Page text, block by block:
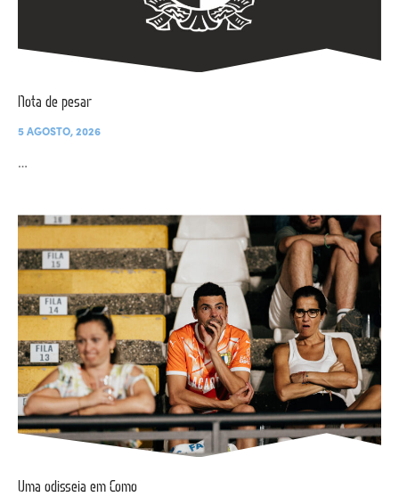
Nota de pesar
5 AGOSTO, 2026
…
Uma odisseia em Como